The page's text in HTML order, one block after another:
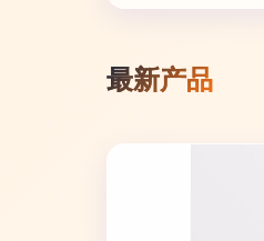
最新产品